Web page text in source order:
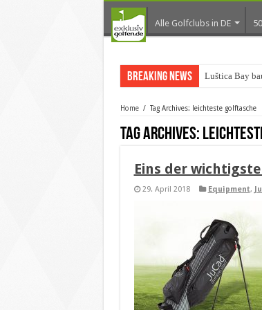
Alle Golfclubs in DE
Breaking News Luštica Bay
Home / Tag Archives: leichteste golftasche
Tag Archives:
Eins der
29. April 2018 Equipment,